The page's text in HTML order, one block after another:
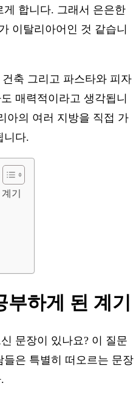
합니다. 그래서 은은한
이탈리아어인 것 같습니
축 그리고 파스타와 피자
매력적이라고 생각됩니
아의 여러 지방을 직접 가
니다.
기
부하게 된 계기
문장이 있나요? 이 질문
은 특별히 떠오르는 문장